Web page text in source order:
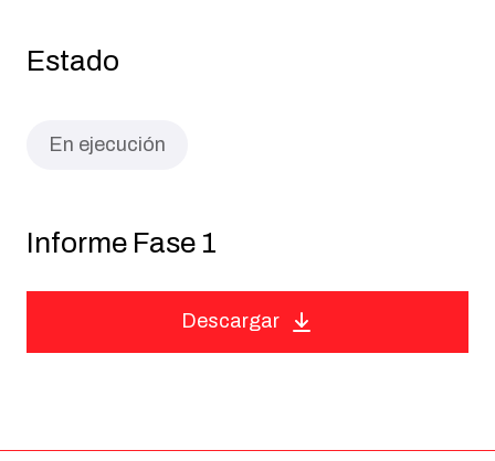
Estado
En ejecución
Informe Fase 1
Descargar